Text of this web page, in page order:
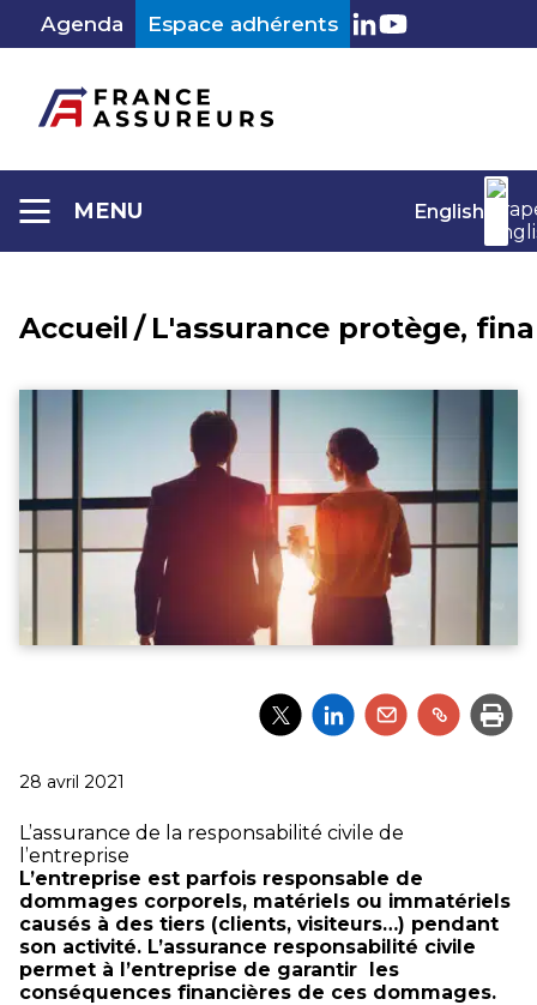
contenu
Agenda Espace adhérents LinkedIn
Youtube
MENU English
Accueil / L'assurance protège,
Partager
l'article
Partager
l'article
Partager
l'article
Partager
l'article
Publié
28 avril 2021
L’assurance de la responsabilité civile de
l’entreprise
L’entreprise est parfois responsable de
dommages corporels, matériels ou immatériels
causés à des tiers (clients, visiteurs…) pendant
son activité. L’assurance responsabilité civile
permet à l’entreprise de garantir les
conséquences financières de ces dommages.